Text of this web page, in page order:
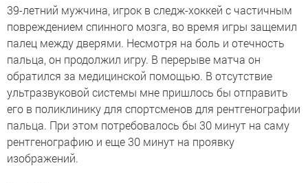
39-летний мужчина, игрок в следж-хоккей с частичным
повреждением спинного мозга, во время игры защемил
палец между дверями. Несмотря на боль и отечность
пальца, он продолжил игру. В перерыве матча он
обратился за медицинской помощью. В отсутствие
ультразвуковой системы мне пришлось бы отправить
его в поликлинику для спортсменов для рентгенографии
пальца. При этом потребовалось бы 30 минут на саму
рентгенографию и еще 30 минут на проявку
изображений.